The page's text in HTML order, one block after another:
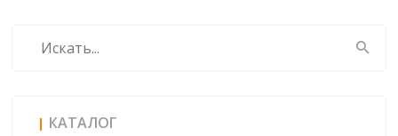
КАТАЛОГ